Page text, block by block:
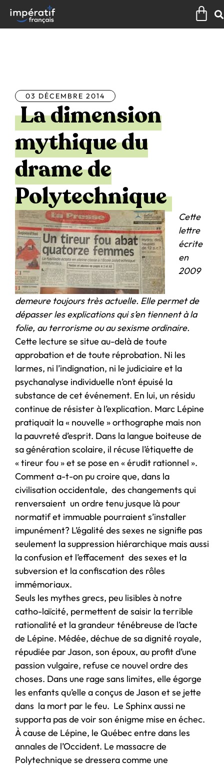
contenu
03 DÉCEMBRE 2014
La dimension
mythique du
drame de
Polytechnique
Cette
lettre
écrite
en
2009
demeure toujours très actuelle. Elle permet de
dépasser les explications qui s’en tiennent à la
folie, au terrorisme ou au sexisme ordinaire.
Cette lecture se situe au-delà de toute
approbation et de toute réprobation. Ni les
larmes, ni l’indignation, ni le judiciaire et la
psychanalyse individuelle n’ont épuisé la
substance de cet événement. En lui, un résidu
continue de résister à l’explication. Marc Lépine
pratiquait la « nouvelle » orthographe mais non
la pauvreté d’esprit. Dans la langue boiteuse de
sa génération scolaire, il récuse l’étiquette de
« tireur fou » et se pose en « érudit rationnel ».
Comment a-t-on pu croire que, dans la
civilisation occidentale, des changements qui
renversaient un ordre tenu jusque là pour
normatif et immuable pourraient s’installer
impunément? L’égalité des sexes ne signifie pas
seulement la suppression hiérarchique mais aussi
la confusion et l’effacement des sexes et la
subversion et la confiscation des rôles
immémoriaux.
Seuls les mythes grecs, peu lisibles à notre
catho-laïcité, permettent de saisir la terrible
rationalité et la grandeur ténébreuse de l’acte
de Lépine. Médée, déchue de sa dignité royale,
répudiée par Jason, son époux, au profit d’une
passion vulgaire, refuse ce nouvel ordre des
choses. Dans une rage sans limites, elle égorge
les enfants qu’elle a conçus de Jason et se jette
dans la mort par le feu. Le Sphinx aussi ne
supporta pas de voir son énigme mise en échec.
À cause de Lépine, le Québec entre dans les
annales de l’Occident. Le massacre de
Polytechnique se dressera comme une